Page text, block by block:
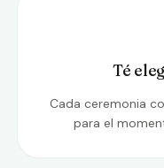
Té
Cada ceremonia
para el